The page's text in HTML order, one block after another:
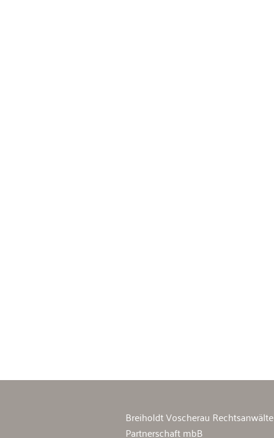
Breiholdt Voscherau Rechtsanwälte
Partnerschaft mbB